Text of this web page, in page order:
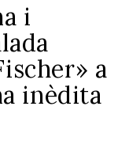
i
a
inèdita